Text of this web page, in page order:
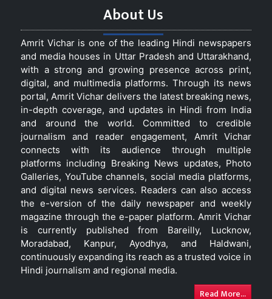
About Us
Amrit Vichar is one of the leading Hindi newspapers
and media houses in Uttar Pradesh and Uttarakhand,
with a strong and growing presence across print,
digital, and multimedia platforms. Through its news
portal, Amrit Vichar delivers the latest breaking news,
in-depth coverage, and updates in Hindi from India
and around the world. Committed to credible
journalism and reader engagement, Amrit Vichar
connects with its audience through multiple
platforms including Breaking News updates, Photo
Galleries, YouTube channels, social media platforms,
and digital news services. Readers can also access
the e-version of the daily newspaper and weekly
magazine through the e-paper platform. Amrit Vichar
is currently published from Bareilly, Lucknow,
Moradabad, Kanpur, Ayodhya, and Haldwani,
continuously expanding its reach as a trusted voice in
Hindi journalism and regional media.
Read More...